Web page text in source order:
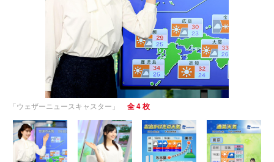
「ウェザーニュースキャスター」 全 4 枚